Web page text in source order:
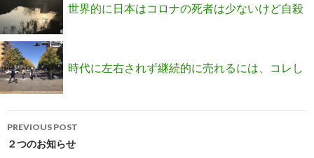
世界的に日本はコロナの死者は少ないけど自殺
者が多いって知ってました？
時代に左右されず継続的に売れるには、コレし
Post
navigation
PREVIOUS POST
２つのお知らせ